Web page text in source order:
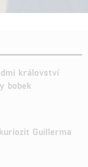
království
bobek
Guillerma